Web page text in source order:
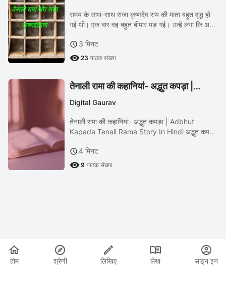
समय के साथ-साथ राजा कृष्णदेव राय की माता बहुत वृद्ध हो
गई थीं। एक बार वह बहुत बीमार पड़ गई। उन्हें लगा कि अब
के अन्तिम दिनों में वे आम दान करना...
 3 मिनट
 23 पाठक संख्या
तेनाली रामा की कहानियां- अद्भुत कपड़ा |
Adbhut Kapada Tenali Rama Story
Digital Gaurav
तेनाली रामा की कहानियां- अद्भुत कपड़ा | Adbhut
Kapada Tenali Rama Story In Hindi अद्भुत कपड़ा:
में एक बहुत ही बड़ा महल था। इस महल में राजा...
4 मिनट
 9 पाठक संख्या
होम श्रेणी लिखिए लेख साइन इन